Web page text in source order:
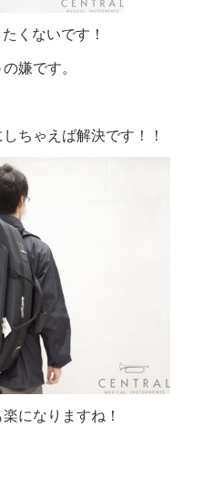
くないです！
の嫌です。
ちゃえば解決です！！
になりますね！